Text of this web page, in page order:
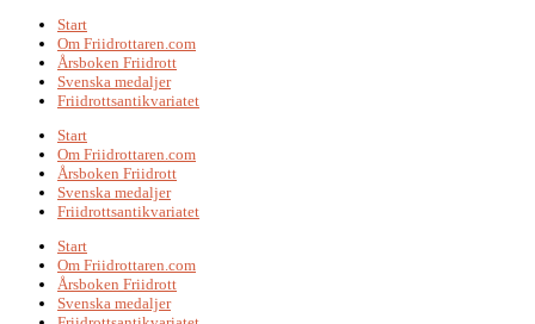
Start
Om Friidrottaren.com
Årsboken Friidrott
Svenska medaljer
Friidrottsantikvariatet
Start
Om Friidrottaren.com
Årsboken Friidrott
Svenska medaljer
Friidrottsantikvariatet
Start
Om Friidrottaren.com
Årsboken Friidrott
Svenska medaljer